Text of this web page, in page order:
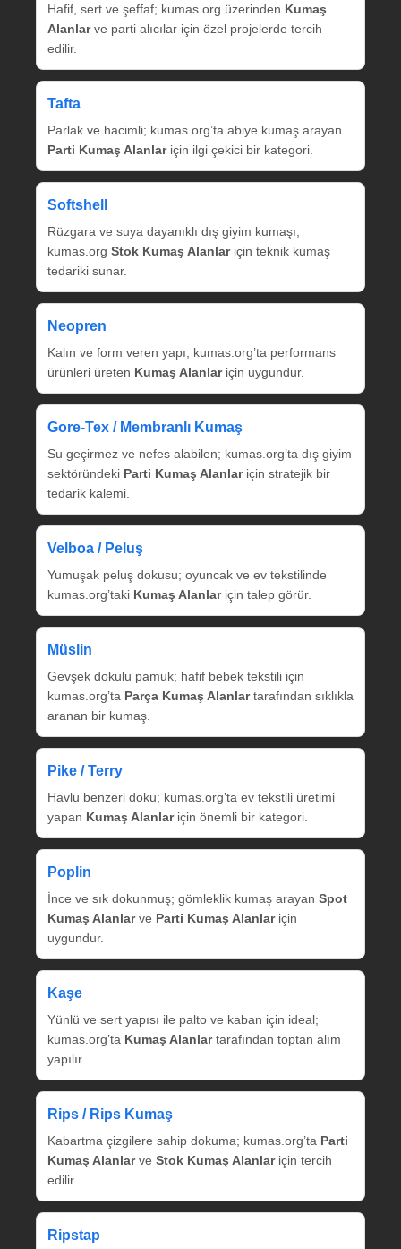
Hafif, sert ve şeffaf; kumas.org üzerinden Kumaş
Alanlarve parti alıcılar için özel projelerde tercih
edilir.
Tafta
Parlak ve hacimli; kumas.org’ta abiye kumaş arayan
Parti Kumaş Alanlariçin ilgi çekici bir kategori.
Softshell
Rüzgara ve suya dayanıklı dış giyim kumaşı;
kumas.org Stok Kumaş Alanlariçin teknik kumaş
tedariki sunar.
Neopren
Kalın ve form veren yapı; kumas.org’ta performans
ürünleri üreten Kumaş Alanlariçin uygundur.
Gore‑Tex / Membranlı Kumaş
Su geçirmez ve nefes alabilen; kumas.org’ta dış giyim
sektöründeki Parti Kumaş Alanlariçin stratejik bir
tedarik kalemi.
Velboa / Peluş
Yumuşak peluş dokusu; oyuncak ve ev tekstilinde
kumas.org’taki Kumaş Alanlariçin talep görür.
Müslin
Gevşek dokulu pamuk; hafif bebek tekstili için
kumas.org’ta Parça Kumaş Alanlartarafından sıklıkla
aranan bir kumaş.
Pike / Terry
Havlu benzeri doku; kumas.org’ta ev tekstili üretimi
yapan Kumaş Alanlariçin önemli bir kategori.
Poplin
İnce ve sık dokunmuş; gömleklik kumaş arayan Spot
Kumaş Alanlarve Parti Kumaş Alanlariçin
uygundur.
Kaşe
Yünlü ve sert yapısı ile palto ve kaban için ideal;
kumas.org’ta Kumaş Alanlartarafından toptan alım
yapılır.
Rips / Rips Kumaş
Kabartma çizgilere sahip dokuma; kumas.org’ta Parti
Kumaş Alanlarve Stok Kumaş Alanlariçin tercih
edilir.
Ripstap